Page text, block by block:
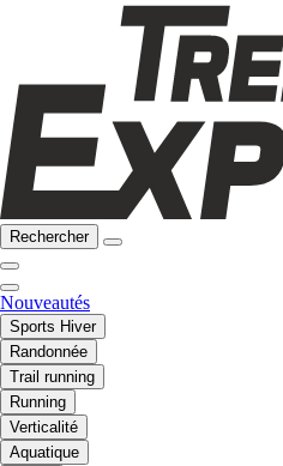
Rechercher
Nouveautés
Sports Hiver
Randonnée
Trail running
Running
Verticalité
Aquatique